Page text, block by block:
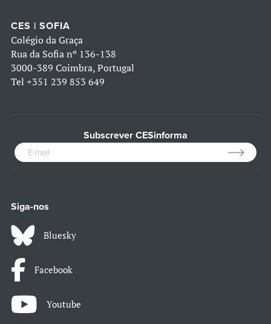
CES | SOFIA
Colégio da Graça
Rua da Sofia nº 136-138
3000-389 Coimbra, Portugal
Tel +351 239 853 649
Subscrever CESinforma
Siga-nos
Bluesky
Facebook
Youtube